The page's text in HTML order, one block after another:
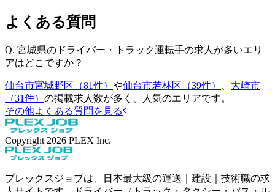
よくある質問
Q. 宮城県のドライバー・トラック運転手の求人が多いエリ
アはどこですか？
仙台市宮城野区（81件） や仙台市若林区（39件）
大崎市
（31件） の掲載求人数が多く、人気のエリアです。
その他よくある質問を見る
Copyright 2026 PLEX Inc.
プレックスジョブは、日本最大級の運送｜建設｜技術職の求